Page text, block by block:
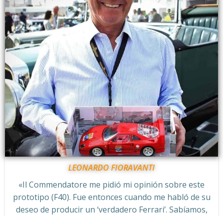
LEONARDO FIORAVANTI
«Il Commendatore me pidió mi opinión sobre este
prototipo (F40). Fue entonces cuando me habló de su
deseo de producir un ‘verdadero Ferrari’. Sabíamos,